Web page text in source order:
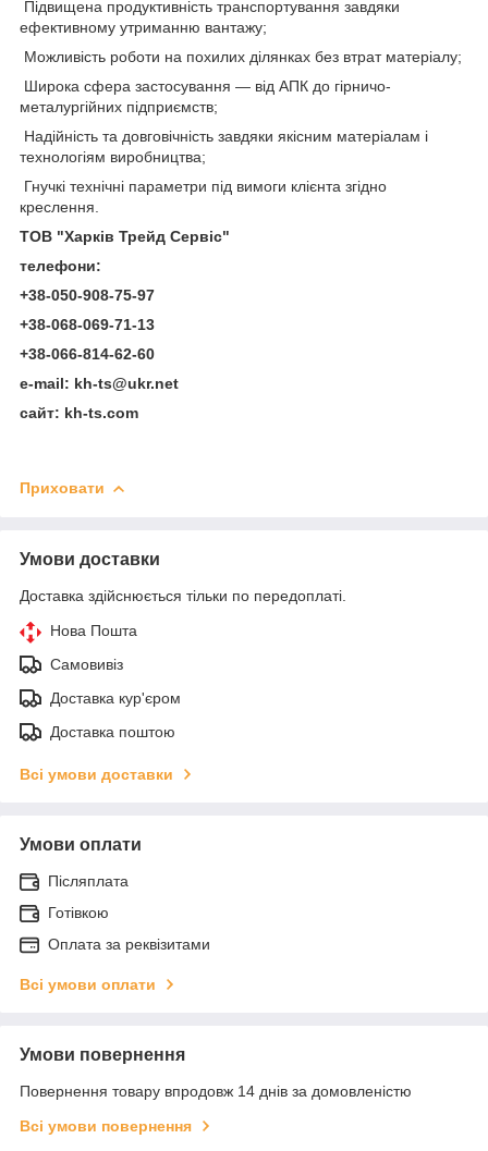
Підвищена продуктивність транспортування завдяки
ефективному утриманню вантажу;
Можливість роботи на похилих ділянках без втрат матеріалу;
Широка сфера застосування — від АПК до гірничо-
металургійних підприємств;
Надійність та довговічність завдяки якісним матеріалам і
технологіям виробництва;
Гнучкі технічні параметри під вимоги клієнта згідно
креслення.
ТОВ "Харків Трейд Сервіс"
телефони:
+38-050-908-75-97
+38-068-069-71-13
+38-066-814-62-60
e-mail: kh-ts@ukr.net
сайт: kh-ts.com
Приховати
Умови доставки
Доставка здійснюється тільки по передоплаті.
Нова Пошта
Самовивіз
Доставка кур'єром
Доставка поштою
Всі умови доставки
Умови оплати
Післяплата
Готівкою
Оплата за реквізитами
Всі умови оплати
Умови повернення
Повернення товару впродовж 14 днів за домовленістю
Всі умови повернення